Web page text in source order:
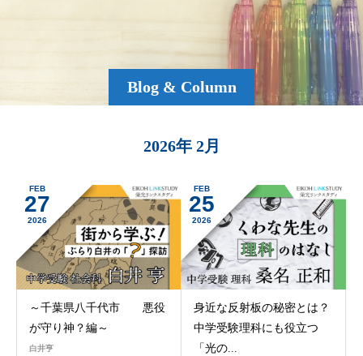
Blog & Column
2026年 2月
FEB
27
2026
～千葉県八千代市 悪役
が守り神？編～
白井亨
FEB
25
2026
身近な反射板の秘密とは？
中学受験理科にも役立つ
「光の...